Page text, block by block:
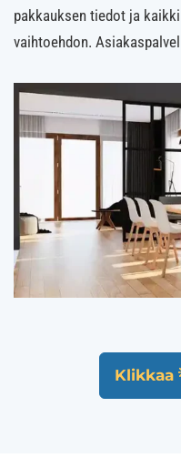
pakkauksen tiedot ja
vaihtoehdon.
Klikkaa